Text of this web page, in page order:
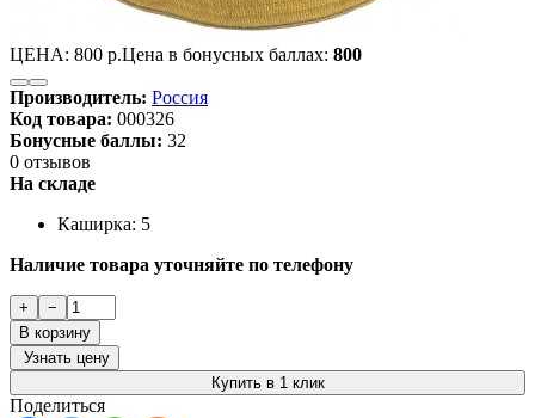
ЦЕНА: 800 р.Цена в бонусных баллах: 800
Производитель: Россия
Код товара: 000326
Бонусные баллы: 32
0 отзывов
На складе
Каширка: 5
Наличие товара уточняйте по телефону
+
−
В корзину
Узнать цену
Купить в 1 клик
Поделиться